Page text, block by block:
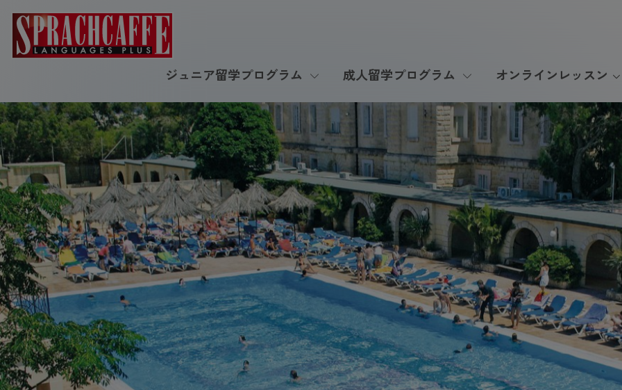
ジュニア留学プログラム 成人留学プログラム オンラインレッスン